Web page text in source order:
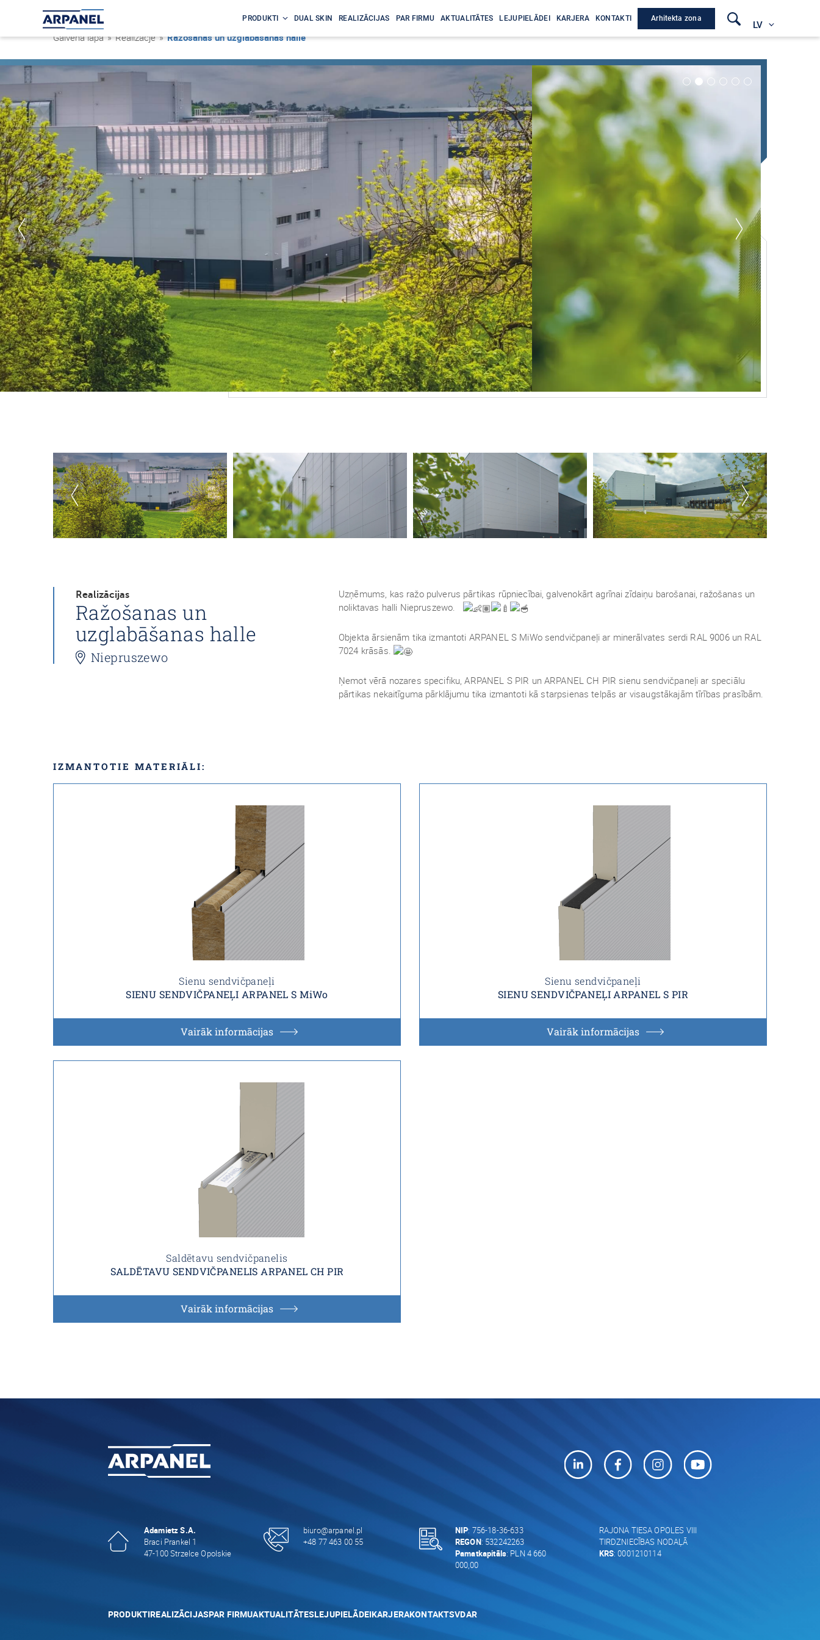
PRODUKTI DUAL SKIN REALIZĀCIJAS PAR FIRMU AKTUALITĀTES LEJUPIELĀDEI KARJERA KONTAKTI Arhitekta zona
LV
Galvenā lapa » Realizacje »Ražošanas un uzglabāšanas halle
Realizācijas
Ražošanas un
uzglabāšanas halle
Niepruszewo
Uzņēmums, kas ražo pulverus pārtikas rūpniecībai, galvenokārt agrīnai zīdaiņu barošanai, ražošanas un
noliktavas halli Niepruszewo.
Objekta ārsienām tika izmantoti ARPANEL S MiWo sendvičpaneļi ar minerālvates serdi RAL 9006 un RAL
7024 krāsās.
Ņemot vērā nozares specifiku, ARPANEL S PIR un ARPANEL CH PIR sienu sendvičpaneļi ar speciālu
pārtikas nekaitīguma pārklājumu tika izmantoti kā starpsienas telpās ar visaugstākajām tīrības prasībām.
IZMANTOTIE MATERIĀLI:
Sienu sendvičpaneļi
SIENU SENDVIČPANEĻI ARPANEL S MiWo
Vairāk informācijas
Sienu sendvičpaneļi
SIENU SENDVIČPANEĻI ARPANEL S PIR
Vairāk informācijas
Saldētavu sendvičpanelis
SALDĒTAVU SENDVIČPANELIS ARPANEL CH PIR
Vairāk informācijas
Adamietz S.A.
Braci Prankel 1
47-100 Strzelce Opolskie
biuro@arpanel.pl
+48 77 463 00 55
NIP: 756-18-36-633
REGON: 532242263
Pamatkapitāls: PLN 4 660
000,00
RAJONA TIESA OPOLES VIII
TIRDZNIECĪBAS NODAĻĀ
KRS: 0001210114
PRODUKTIREALIZĀCIJASPAR FIRMUAKTUALITĀTESLEJUPIELĀDEIKARJERAKONTAKTSVDAR